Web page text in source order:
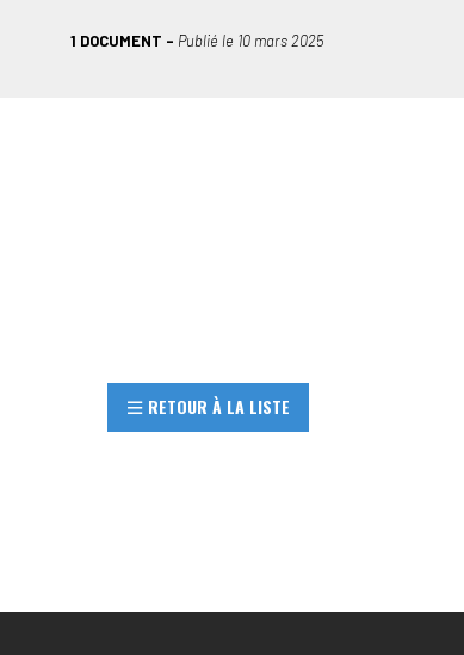
1 DOCUMENT Publié le 10 mars 2025
RETOUR À LA LISTE